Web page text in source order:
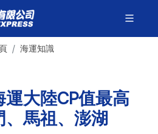
海運知識
運大陸CP值最高
馬祖、澎湖